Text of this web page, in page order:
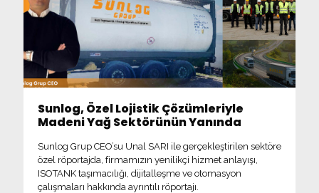
Sunlog, Özel Lojistik Çözümleriyle
Madeni Yağ Sektörünün Yanında
Sunlog Grup CEO’su Unal SARI ile gerçekleştirilen sektöre
özel röportajda, firmamızın yenilikçi hizmet anlayışı,
ISOTANK taşımacılığı, dijitalleşme ve otomasyon
çalışmaları hakkında ayrıntılı röportajı.